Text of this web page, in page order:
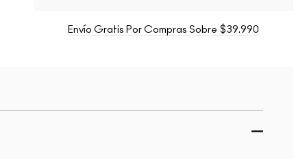
Envío Gratis Por Compras Sobre $39.990